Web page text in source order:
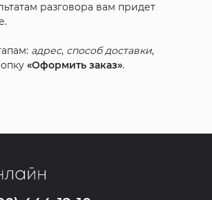
разговора вам придет
адрес, способ доставки,
«Оформить заказ».